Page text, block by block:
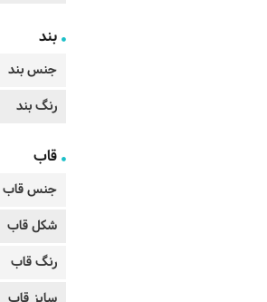
بند
جنس بند
رنگ بند
قاب
جنس قاب
شکل قاب
رنگ قاب